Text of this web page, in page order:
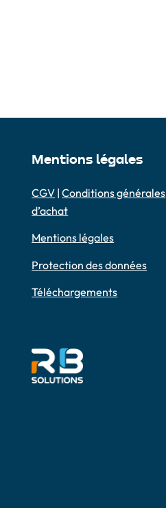
Mentions légales
CGV |Conditions générales
d’achat
Mentions légales
Protection des données
Téléchargements